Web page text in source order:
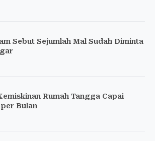
Sebut Sejumlah Mal Sudah Diminta
Rumah Tangga Capai
Bulan